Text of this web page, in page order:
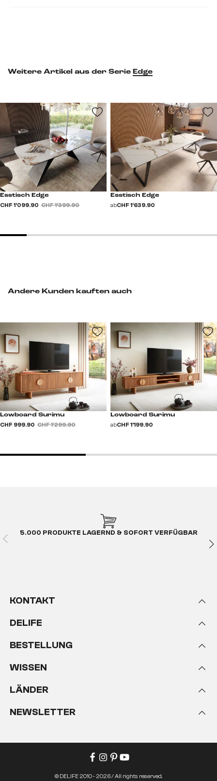
Andere Kunden kauften auch
Lowboard Surimu
CHF 999.90 CHF 1’299.90
Lowboard Surimu
abCHF 1’199.90
Weitere Artikel aus der Serie Edge
Esstisch Edge
CHF 1’099.90 CHF 1’399.90
Esstisch Edge
abCHF 1’639.90
5.000 PRODUKTE LAGERND & SOFORT VERFÜGBAR
KONTAKT
DELIFE
BESTELLUNG
WISSEN
LÄNDER
NEWSLETTER
© DELIFE 2010 - 2026 / All rights reserved.